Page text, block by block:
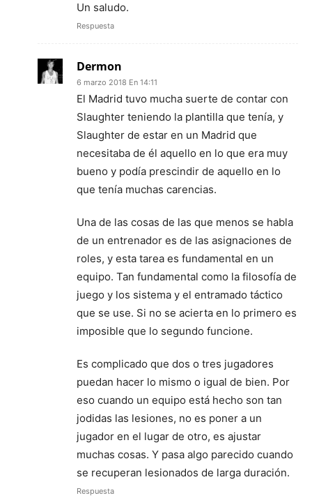
Un saludo.
Respuesta
Dermon
6 marzo 2018 En 14:11
El Madrid tuvo mucha suerte de contar con
Slaughter teniendo la plantilla que tenía, y
Slaughter de estar en un Madrid que
necesitaba de él aquello en lo que era muy
bueno y podía prescindir de aquello en lo
que tenía muchas carencias.
Una de las cosas de las que menos se habla
de un entrenador es de las asignaciones de
roles, y esta tarea es fundamental en un
equipo. Tan fundamental como la filosofía de
juego y los sistema y el entramado táctico
que se use. Si no se acierta en lo primero es
imposible que lo segundo funcione.
Es complicado que dos o tres jugadores
puedan hacer lo mismo o igual de bien. Por
eso cuando un equipo está hecho son tan
jodidas las lesiones, no es poner a un
jugador en el lugar de otro, es ajustar
muchas cosas. Y pasa algo parecido cuando
se recuperan lesionados de larga duración.
Respuesta